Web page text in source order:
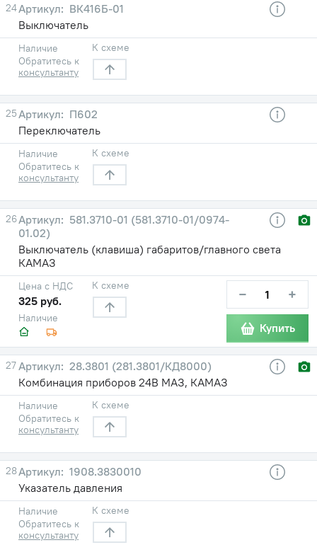
24
ВК416Б-01
Выключатель
Наличие
Обратитесь к
консультанту
К схеме
25
П602
Переключатель
Наличие
Обратитесь к
консультанту
К схеме
26
581.3710-01 (581.3710-01/0974-
01.02)
Выключатель (клавиша) габаритов/главного света
КАМАЗ
Наличие
Цена с НДС
325 руб.
К схеме − +
Купить
27
28.3801 (281.3801/КД8000)
Комбинация приборов 24В МАЗ, КАМАЗ
Наличие
Обратитесь к
консультанту
К схеме
28
1908.3830010
Указатель давления
Наличие
Обратитесь к
консультанту
К схеме